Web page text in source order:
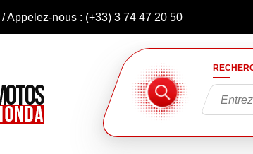
/ Appelez-nous : (+33) 3 74 47 20 50